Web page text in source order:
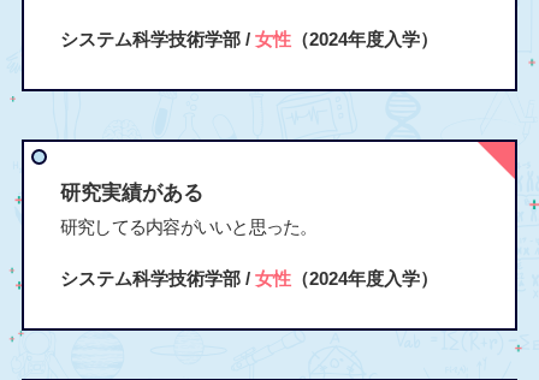
システム科学技術学部 / 女性（2024年度入学）
研究実績がある
研究してる内容がいいと思った。
システム科学技術学部 / 女性（2024年度入学）